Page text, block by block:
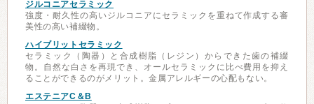
ジルコニアセラミック
強度・耐久性の高いジルコニアにセラミックを重ねて作成する審
美性の高い補綴物。
ハイブリットセラミック
セラミック（陶器）と合成樹脂（レジン）からできた歯の補綴
物。自然な白さを再現でき、オールセラミックに比べ費用を抑え
ることができるのがメリット。金属アレルギーの心配もない。
エステニアC＆B